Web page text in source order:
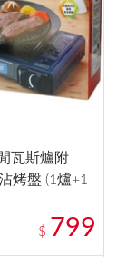
瓦斯爐附
烤盤 (1爐+1
$ 799